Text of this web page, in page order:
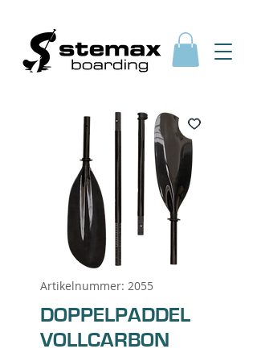
Artikelnummer: 2055
DOPPELPADDEL
VOLLCARBON